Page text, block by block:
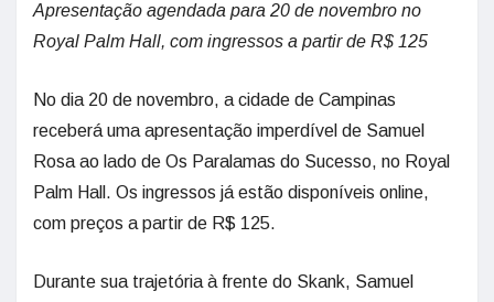
Apresentação agendada para 20 de novembro no
Royal Palm Hall, com ingressos a partir de R$ 125
No dia 20 de novembro, a cidade de Campinas
receberá uma apresentação imperdível de Samuel
Rosa ao lado de Os Paralamas do Sucesso, no Royal
Palm Hall. Os ingressos já estão disponíveis online,
com preços a partir de R$ 125.
Durante sua trajetória à frente do Skank, Samuel